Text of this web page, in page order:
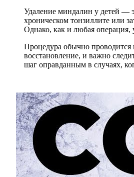
Удаление миндалин у детей —
хроническом тонзиллите или
Однако, как и любая операция,
Процедура обычно проводится
восстановление, и важно
шаг оправданным в случаях,